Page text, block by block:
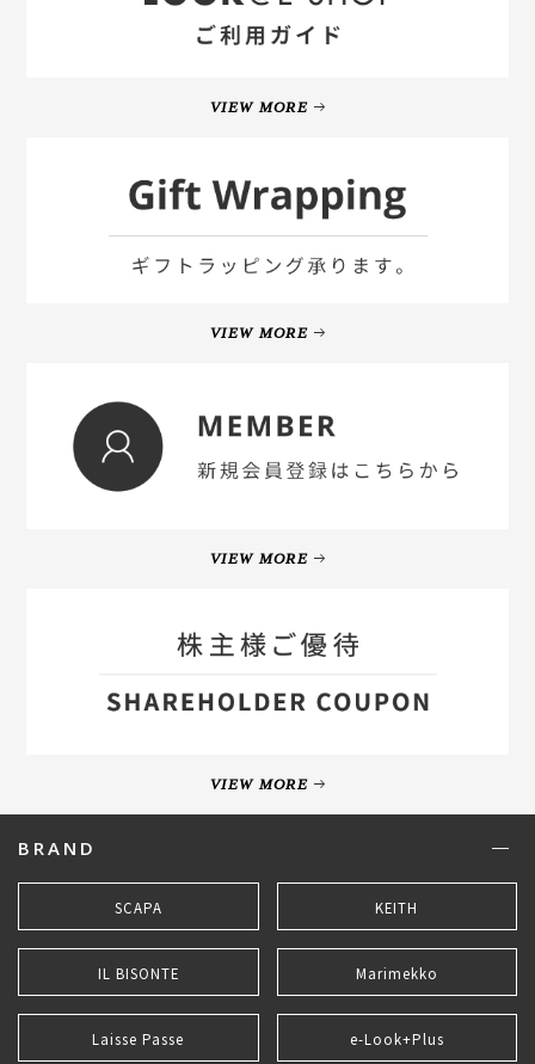
VIEW MORE
VIEW MORE
VIEW MORE
VIEW MORE
BRAND
SCAPA KEITH
IL BISONTE Marimekko
Laisse Passe e-Look+Plus